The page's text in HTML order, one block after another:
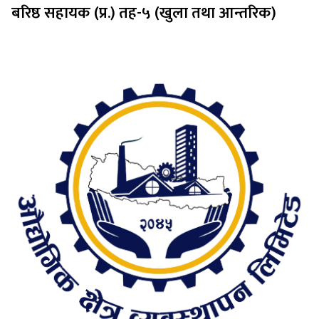
बरिष्ठ सहायक (प्र.) तह-५ (खुला तथा आन्तरिक)